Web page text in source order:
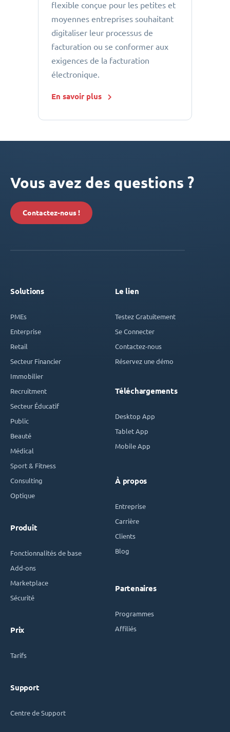
flexible conçue pour les petites et
moyennes entreprises souhaitant
digitaliser leur processus de
facturation ou se conformer aux
exigences de la facturation
électronique.
En savoir plus
Vous avez des questions ?
Contactez-nous !
Solutions
PMEs
Enterprise
Retail
Secteur Financier
Immobilier
Recruitment
Secteur Éducatif
Public
Beauté
Médical
Sport & Fitness
Consulting
Optique
Produit
Fonctionnalités de base
Add-ons
Marketplace
Sécurité
Prix
Tarifs
Support
Centre de Support
Le lien
Testez Gratuitement
Se Connecter
Contactez-nous
Réservez une démo
Téléchargements
Desktop App
Tablet App
Mobile App
À propos
Entreprise
Carrière
Clients
Blog
Partenaires
Programmes
Affiliés